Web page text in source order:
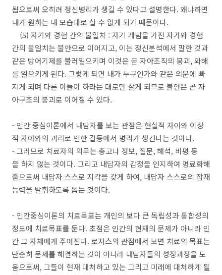
됨으로써 오히려 정신병리가 생길 수 있다고 설명한다. 왜냐하면
내가 원하는 내 모습대로 살 수 없게 되기 때문이다.
(5) 자기와 경험 간의 불일치 : 자기 개념을 가진 자기와 경험
간의 불일치는 불안으로 이어지고, 이는 정신분석에서 말한 것과
같은 방어기제를 불러일으키며 이것은 곧 자아조직의 붕괴, 와해
를 일으키게 된다. 그렇게 되면 내가 누구인가와 같은 의문에 빠
지게 되며 다른 이들이 하라는 대로만 살게 되므로 불안은 곧 자
아구조의 붕괴로 이어질 수 있다.
- 인간 중심이론에서 내담자를 보는 관점은 현실적 자아와 이상
적 자아와의 괴리로 인한 갈등에서 병리가 생긴다는 것이다.
- 그러므로 치료자의 의무는 충고나 정보, 질문, 해석, 비평 등
을 하지 않는 것이다. 그리고 내담자의 감정을 인지하여 명료화해
줌으로써 내담자 스스로 지각을 갖게 하여, 내담자 스스로의 잠재
능력을 발휘하도록 돕는 것이다.
- 인간중심이론의 치료목표는 개인의 보다 큰 독립성과 통합성의
정도에 치료목표를 둔다. 초점은 인간의 현재의 문제가 아니라 인
간 그 자체에게 주어진다. 로저스의 관점에서 보면 치료의 목표는
단순히 문제를 해결하는 것이 아니라 내담자들의 성장과정을 도
움으로써, 그들이 현재 대처하고 있는 그리고 미래에 대처하게 될